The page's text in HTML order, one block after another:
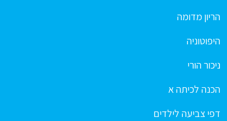
הריון מדומה
היפוטוניה
ניכור הורי
הכנה לכיתה א
דפי צביעה לילדים